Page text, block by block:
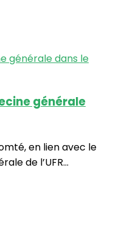
générale
en lien avec le
de l’UFR...